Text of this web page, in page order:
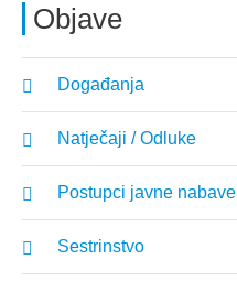
Objave
Događanja
Natječaji / Odluke
Postupci javne nabave
Sestrinstvo